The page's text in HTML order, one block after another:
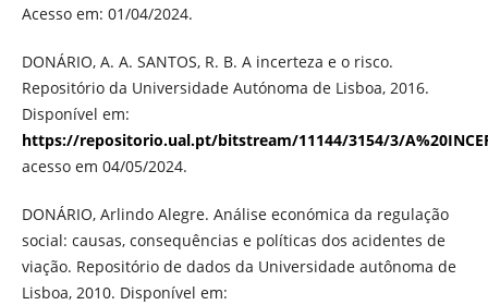
Acesso em: 01/04/2024.
DONÁRIO, A. A. SANTOS, R. B. A incerteza e o risco.
Repositório da Universidade Autónoma de Lisboa, 2016.
Disponível em:
https://repositorio.ual.pt/bitstream/11144/3154/3/
acesso em 04/05/2024.
DONÁRIO, Arlindo Alegre. Análise económica da regulação
social: causas, consequências e políticas dos acidentes de
viação. Repositório de dados da Universidade autônoma de
Lisboa, 2010. Disponível em: